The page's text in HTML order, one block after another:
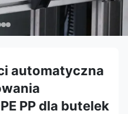
automatyczna
PP dla butelek